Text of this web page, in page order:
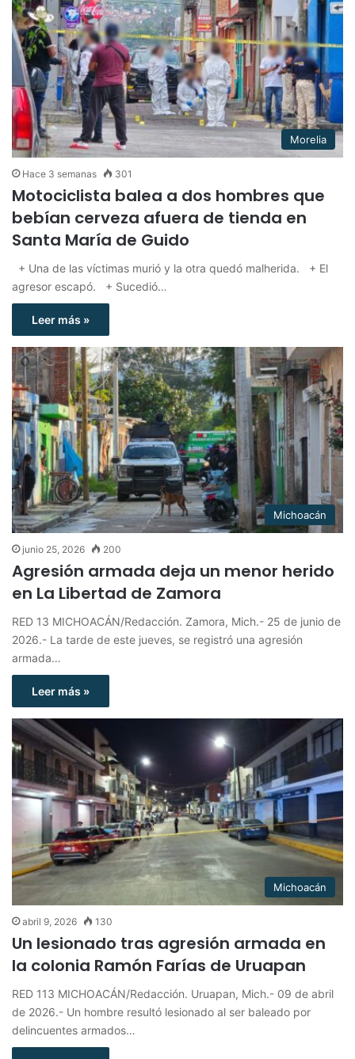
Morelia
Hace 3 semanas 301
Motociclista balea a dos hombres que
bebían cerveza afuera de tienda en
Santa María de Guido
+ Una de las víctimas murió y la otra quedó malherida. + El
agresor escapó. + Sucedió…
Leer más »
Michoacán
junio 25, 2026 200
Agresión armada deja un menor herido
en La Libertad de Zamora
RED 13 MICHOACÁN/Redacción. Zamora, Mich.- 25 de junio de
2026.- La tarde de este jueves, se registró una agresión
armada…
Leer más »
Michoacán
abril 9, 2026 130
Un lesionado tras agresión armada en
la colonia Ramón Farías de Uruapan
RED 113 MICHOACÁN/Redacción. Uruapan, Mich.- 09 de abril
de 2026.- Un hombre resultó lesionado al ser baleado por
delincuentes armados…